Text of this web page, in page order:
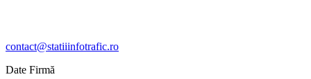
contact@statiiinfotrafic.ro
Date Firmă